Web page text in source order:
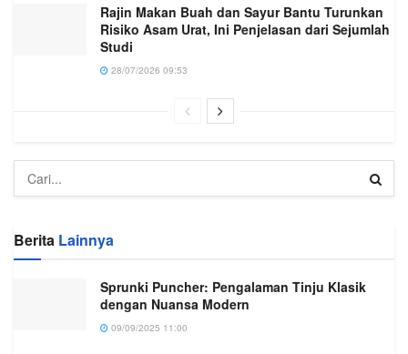
Rajin Makan Buah dan Sayur Bantu Turunkan
Risiko Asam Urat, Ini Penjelasan dari Sejumlah
Studi
28/07/2026 09:53
Berita Lainnya
Sprunki Puncher: Pengalaman Tinju Klasik
dengan Nuansa Modern
09/09/2025 11:00